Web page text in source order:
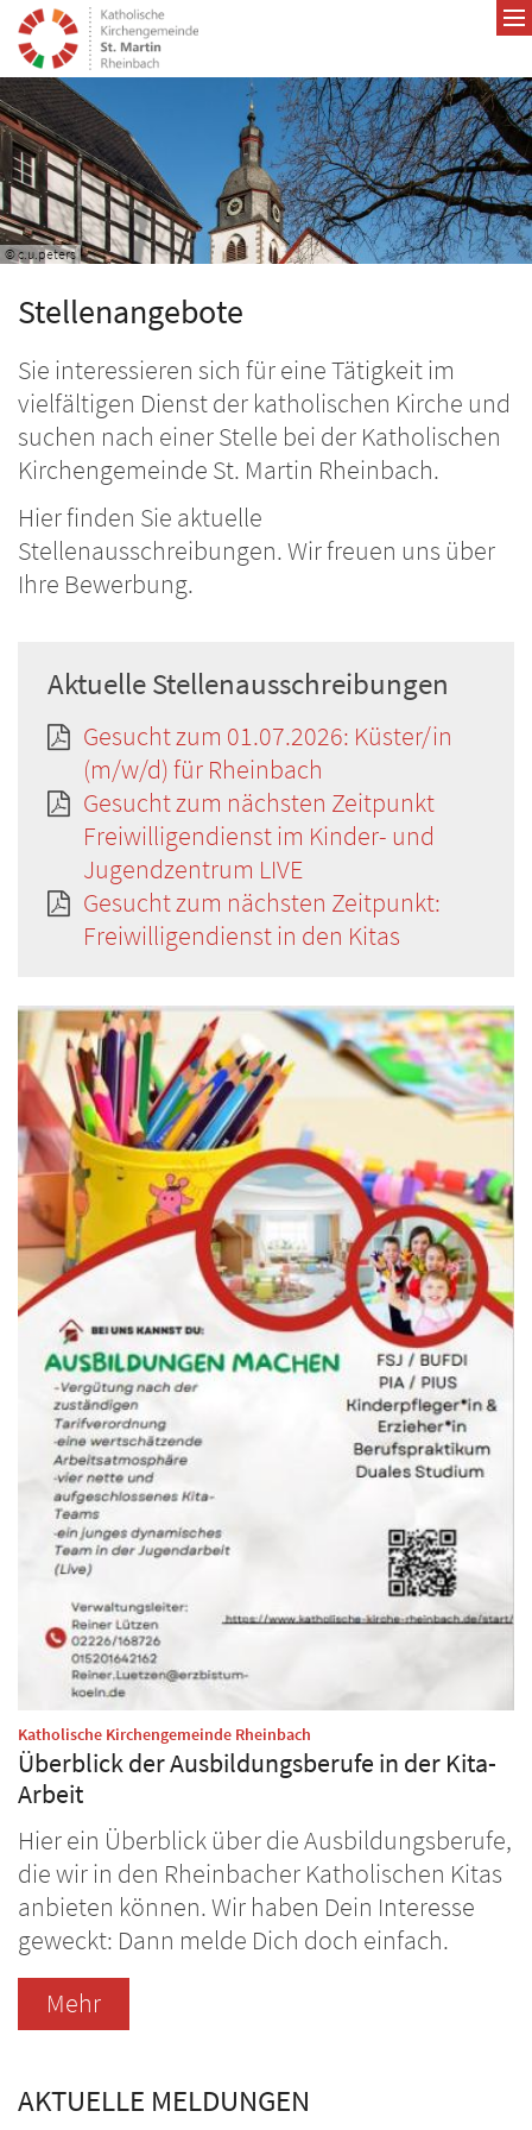
Zum Inhalt springen
© c.u.peters
Stellenangebote
Sie interessieren sich für eine Tätigkeit im
vielfältigen Dienst der katholischen Kirche und
suchen nach einer Stelle bei der Katholischen
Kirchengemeinde St. Martin Rheinbach.
Hier finden Sie aktuelle
Stellenausschreibungen. Wir freuen uns über
Ihre Bewerbung.
Aktuelle Stellenausschreibungen
Gesucht zum 01.07.2026: Küster/in
(m/w/d) für Rheinbach
Gesucht zum nächsten Zeitpunkt
Freiwilligendienst im Kinder- und
Jugendzentrum LIVE
Gesucht zum nächsten Zeitpunkt:
Freiwilligendienst in den Kitas
Katholische Kirchengemeinde Rheinbach
Überblick der Ausbildungsberufe in der Kita-
Arbeit
Hier ein Überblick über die Ausbildungsberufe,
die wir in den Rheinbacher Katholischen Kitas
anbieten können. Wir haben Dein Interesse
geweckt: Dann melde Dich doch einfach.
Mehr
AKTUELLE MELDUNGEN